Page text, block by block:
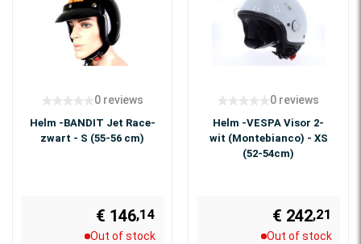
0 reviews
Helm -BANDIT Jet Race-
zwart - S (55-56 cm)
€ 146,14
Out of stock
0 reviews
Helm -VESPA Visor 2-
wit (Montebianco) - XS
(52-54cm)
€ 242,21
Out of stock